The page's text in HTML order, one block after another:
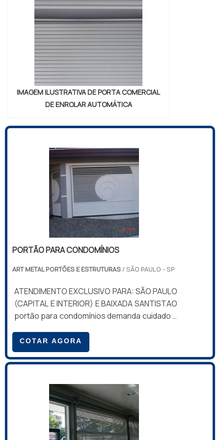
IMAGEM ILUSTRATIVA DE PORTA COMERCIAL
DE ENROLAR AUTOMÁTICA
PORTÃO PARA CONDOMÍNIOS
ART METAL PORTÕES E ESTRUTURAS / SÃO PAULO - SP
ATENDIMENTO EXCLUSIVO PARA: SÃO PAULO
(CAPITAL E INTERIOR) E BAIXADA SANTISTAO
portão para condomínios demanda cuidado e
utilizado e qualquer problema significa o
desconforto de dezenas, centenas ou até
milhares de pessoas.Um dos fatores que
funcionamento do portão para condomínios
é a utilização de um motor com capacidade
menor do que o indicado para determinada
situação, este fator é chamado de
COTAR AGORA